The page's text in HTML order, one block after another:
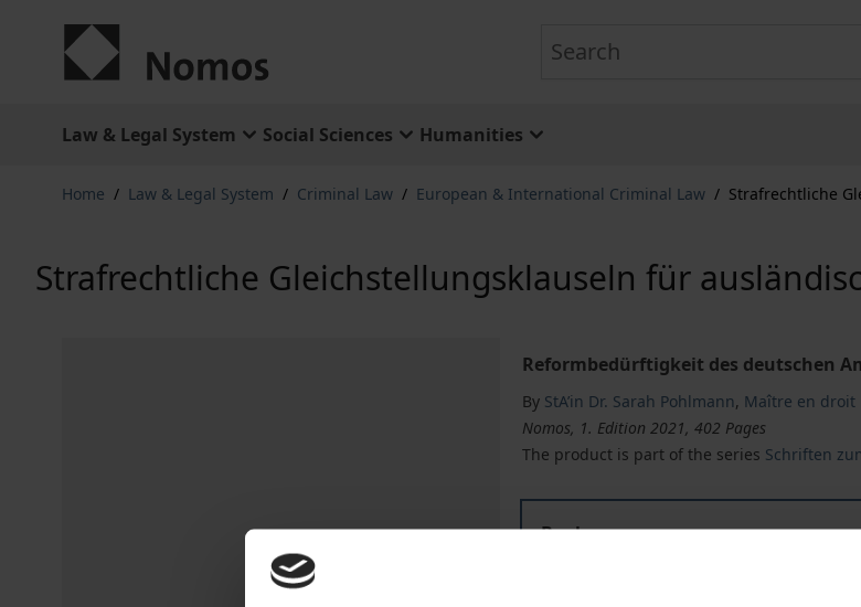
Law & Legal System Social Sciences Humanities
Home / Law & Legal System / Criminal Law / European & International Criminal Law / Strafrechtliche
Strafrechtliche Gleichstellungsklauseln für
Reformbedürftigkeit des deutschen
By StA’in Dr. Sarah Pohlmann, Maître en droit
Nomos, 1. Edition 2021, 402 Pages
The product is part of the series Schriften
Book